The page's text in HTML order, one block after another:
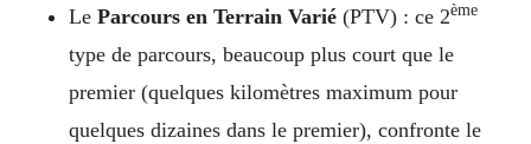
Le Parcours en Terrain Varié(PTV) : ce 2ème
type de parcours, beaucoup plus court que le
premier (quelques kilomètres maximum pour
quelques dizaines dans le premier), confronte le